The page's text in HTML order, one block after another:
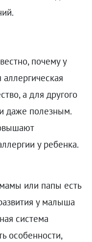
почему у
аллергическая
а для другого
даже полезным.
у ребенка.
или папы есть
у малыша
система
особенности,